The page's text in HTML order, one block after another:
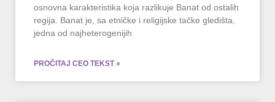
osnovna karakteristika koja razlikuje Banat od ostalih
regija. Banat je, sa etničke i religijske tačke gledišta,
jedna od najheterogenijih
PROČITAJ CEO TEKST »